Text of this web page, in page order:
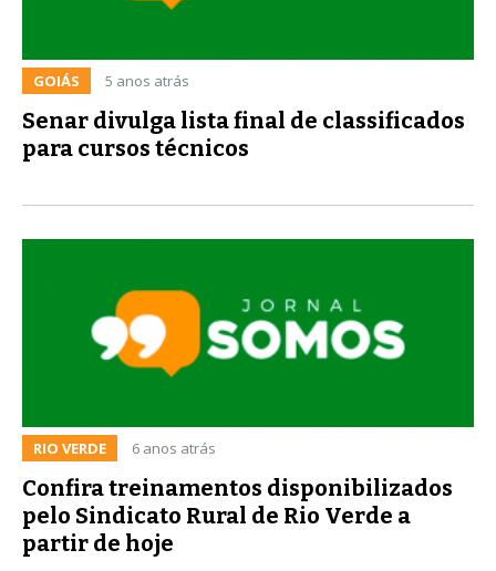
GOIÁS 5 anos atrás
Senar divulga lista final de classificados
para cursos técnicos
RIO VERDE 6 anos atrás
Confira treinamentos disponibilizados
pelo Sindicato Rural de Rio Verde a
partir de hoje